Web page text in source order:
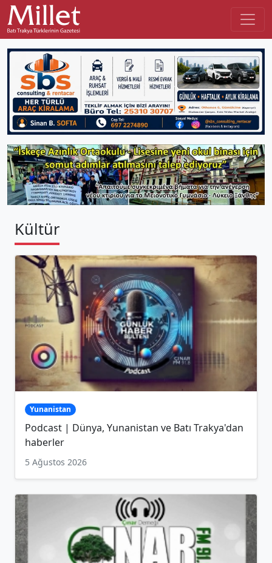
Kültür
Yunanistan
Podcast | Dünya, Yunanistan ve Batı Trakya'dan
haberler
5 Ağustos 2026